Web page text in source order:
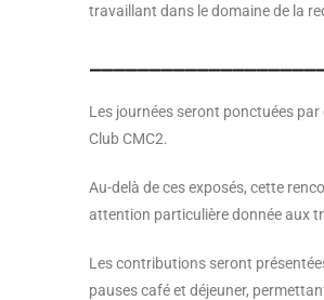
travaillant dans le domaine de la
Les journées seront ponctuées
Club CMC2.
Au-delà de ces exposés, cette
attention particulière donnée aux
Les contributions seront
pauses café et déjeuner,